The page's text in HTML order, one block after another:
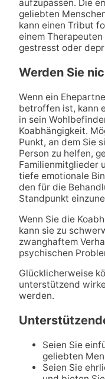
aufzupassen. Die
geliebten
kann einen Tribut
einem
gestresst oder
Werden Sie
Wenn ein
betroffen ist, kann
in sein
Koabhängigkeit.
Punkt, an dem Sie
Person zu helfen,
Familienmitglieder
tiefe emotionale
den für die
Standpunkt
Wenn Sie die
kann sie zu
zwanghaftem
psychischen
Glücklicherweise
unterstützend
werden.
Seien Sie
geliebten
Seien Sie